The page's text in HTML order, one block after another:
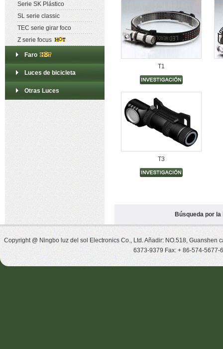
Serie SK Plástico
SL serie classic
TEC serie girar foco
Z serie focus
Faro
Luces de bicicleta
Otras Luces
T1
T3
Búsqueda por la
Copyright @ Ningbo luz del sol Electronics Co., Ltd. Añadir: NO.518,
6373-9379 Fax: + 86-574-